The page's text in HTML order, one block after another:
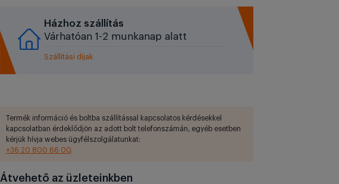
Házhoz szállítás
Várhatóan 1-2 munkanap alatt
Szállítási díjak
Termék információ és boltba szállítással kapcsolatos kérdésekkel
kapcsolatban érdeklődjön az adott bolt telefonszámán, egyéb esetben
kérjük hívja webes ügyfélszolgálatunkat:
+36 20 800 66 00.
Átvehető az üzleteinkben